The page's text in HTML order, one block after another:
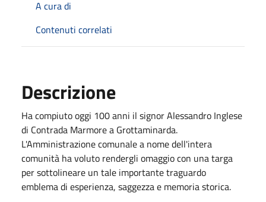
A cura di
Contenuti correlati
Descrizione
Ha compiuto oggi 100 anni il signor Alessandro Inglese
di Contrada Marmore a Grottaminarda.
L'Amministrazione comunale a nome dell'intera
comunità ha voluto rendergli omaggio con una targa
per sottolineare un tale importante traguardo
emblema di esperienza, saggezza e memoria storica.